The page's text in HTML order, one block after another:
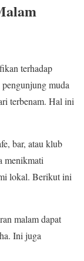
terhadap
muda
terbenam. Hal ini
bar, atau klub
menikmati
lokal. Berikut ini
malam dapat
Ini juga